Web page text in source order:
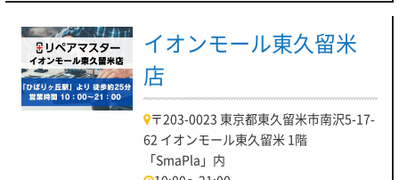
イオンモール東久留米
店
〒203-0023 東京都東久留米市南沢5-17-
62 イオンモール東久留米 1階
「SmaPla」内